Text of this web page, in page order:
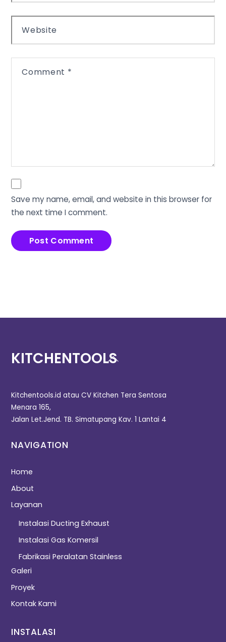
Comment *
Website
Save my name, email, and website in this browser for
the next time I comment.
KITCHENTOOLS
Kitchentools.id atau CV Kitchen Tera Sentosa
Menara 165,
Jalan Let.Jend. TB. Simatupang Kav. 1 Lantai 4
NAVIGATION
Home
About
Layanan
Instalasi Ducting Exhaust
Instalasi Gas Komersil
Fabrikasi Peralatan Stainless
Galeri
Proyek
Kontak Kami
INSTALASI